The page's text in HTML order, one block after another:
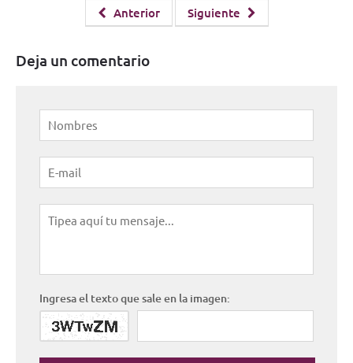
Anterior Siguiente
Deja un comentario
Ingresa el texto que sale en la imagen: